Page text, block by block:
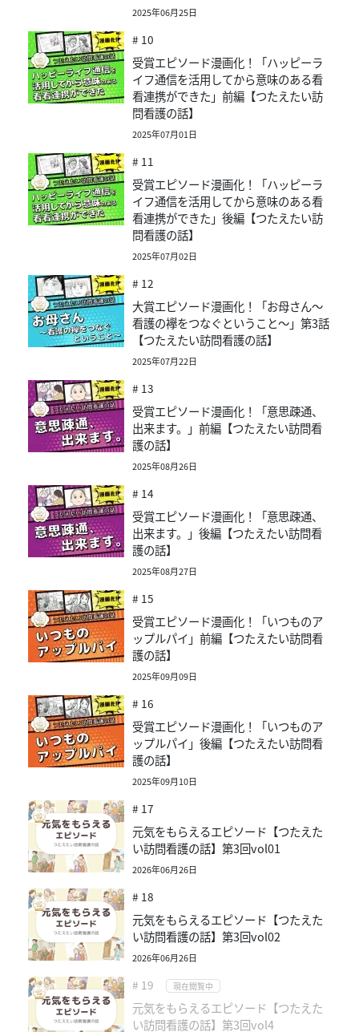
2025年06月25日
# 10
受賞エピソード漫画化！「ハッピーラ
イフ通信を活用してから意味のある看
看連携ができた」前編【つたえたい訪
問看護の話】
2025年07月01日
# 11
受賞エピソード漫画化！「ハッピーラ
イフ通信を活用してから意味のある看
看連携ができた」後編【つたえたい訪
問看護の話】
2025年07月02日
# 12
大賞エピソード漫画化！「お母さん～
看護の襷をつなぐということ～」第3話
【つたえたい訪問看護の話】
2025年07月22日
# 13
受賞エピソード漫画化！「意思疎通、
出来ます。」前編【つたえたい訪問看
護の話】
2025年08月26日
# 14
受賞エピソード漫画化！「意思疎通、
出来ます。」後編【つたえたい訪問看
護の話】
2025年08月27日
# 15
受賞エピソード漫画化！「いつものア
ップルパイ」前編【つたえたい訪問看
護の話】
2025年09月09日
# 16
受賞エピソード漫画化！「いつものア
ップルパイ」後編【つたえたい訪問看
護の話】
2025年09月10日
# 17
元気をもらえるエピソード【つたえた
い訪問看護の話】第3回vol01
2026年06月26日
# 18
元気をもらえるエピソード【つたえた
い訪問看護の話】第3回vol02
2026年06月26日
# 19 現在閲覧中
元気をもらえるエピソード【つたえた
い訪問看護の話】第3回vol4